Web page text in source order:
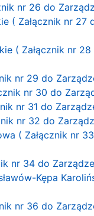
nr 26 do
( Załącznik nr
( Załącznik nr
nr 29 do
nr 30 do
nr 31 do
nr 32 do
( Załącznik nr
nr 34 do
Kępa
nr 36 do